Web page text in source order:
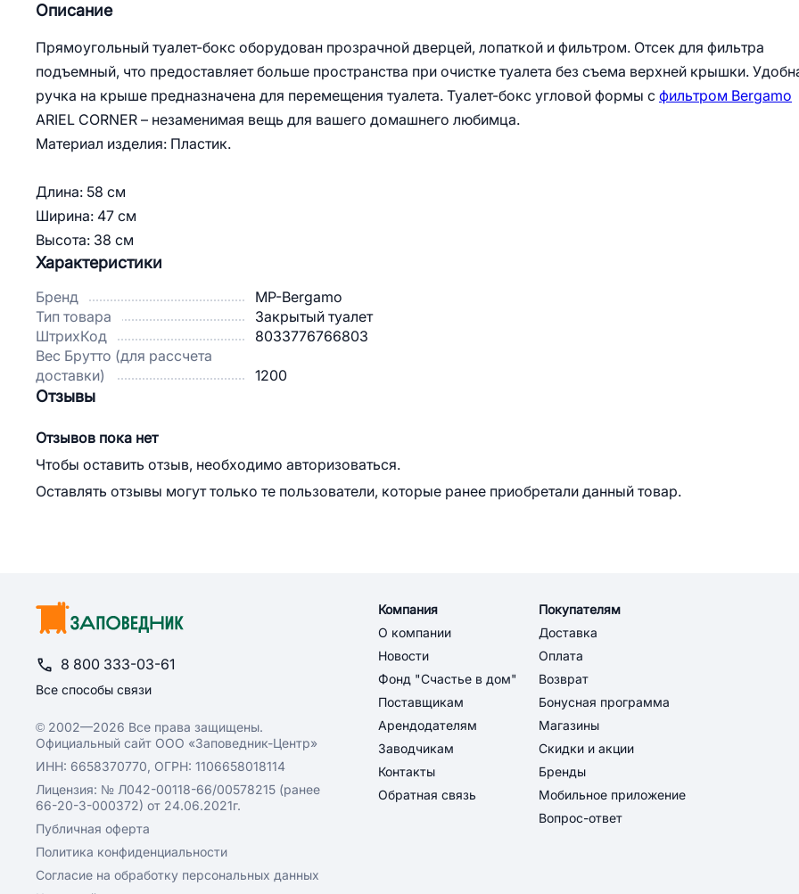
Описание
Прямоугольный туалет-бокс оборудован прозрачной дверцей, лопаткой и фильтром. Отсек для фильтра
подъемный, что предоставляет больше пространства при очистке туалета без съема верхней крышки.
ручка на крыше предназначена для перемещения туалета. Туалет-бокс угловой формы с фильтром Bergamo
ARIEL CORNER – незаменимая вещь для вашего домашнего любимца.
Материал изделия: Пластик.
Длина: 58 см
Ширина: 47 см
Высота: 38 см
Характеристики
Бренд
MP-Bergamo
Тип товара
Закрытый туалет
ШтрихКод
8033776766803
Вес Брутто (для рассчета
доставки)
1200
Отзывы
Отзывов пока нет
Чтобы оставить отзыв, необходимо авторизоваться.
Оставлять отзывы могут только те пользователи, которые ранее приобретали данный товар.
8 800 333-03-61
Все способы связи
© 2002—2026 Все права защищены.
Официальный сайт ООО «Заповедник-Центр»
ИНН: 6658370770, ОГРН: 1106658018114
Лицензия: № Л042-00118-66/00578215 (ранее
66-20-3-000372) от 24.06.2021г.
Публичная оферта
Политика конфиденциальности
Согласие на обработку персональных данных
Компания
О компании
Новости
Фонд "Счастье в дом"
Поставщикам
Арендодателям
Заводчикам
Контакты
Обратная связь
Покупателям
Доставка
Оплата
Возврат
Бонусная программа
Магазины
Скидки и акции
Бренды
Мобильное приложение
Вопрос-ответ